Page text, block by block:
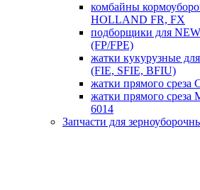
комбайны
HOLLAND FR, FX
подборщики для
(FP/FPE)
жатки кукурузные
(FIE, SFIE, BFIU)
жатки прямого среза
жатки прямого
6014
Запчасти для